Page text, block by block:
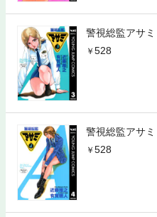
警視総監アサミ
528
警視総監アサ
528